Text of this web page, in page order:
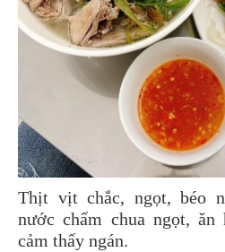
Thịt vịt chắc, ngọt, béo
nước chấm chua ngọt, ăn
cảm thấy ngán.